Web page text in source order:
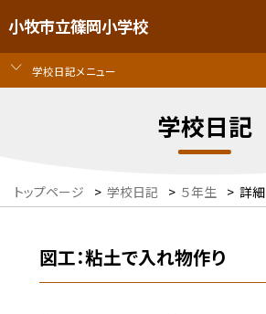
小牧市立篠岡小学校
学校日記メニュー
学校日記
トップページ > 学校日記 > ５年生 > 詳細
図工：粘土で入れ物作り